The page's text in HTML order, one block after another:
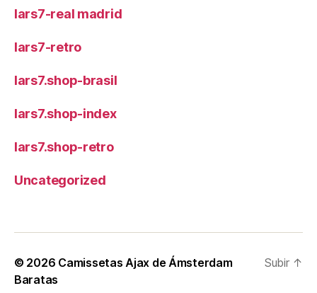
lars7-real madrid
lars7-retro
lars7.shop-brasil
lars7.shop-index
lars7.shop-retro
Uncategorized
© 2026 Camissetas Ajax de Ámsterdam
Baratas
Subir ↑